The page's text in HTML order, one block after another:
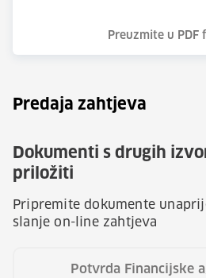
Preuzmite u PDF
Predaja zahtjeva
Dokumenti s drugih
priložiti
Pripremite dokumente
slanje on-line zahtjeva
Potvrda Financijske